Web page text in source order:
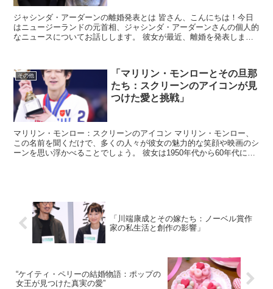
ジャシンダ・アーダーンの離婚発表とは 皆さん、こんにちは！今日
はニュージーランドの元首相、ジャシンダ・アーダーンさんの個人的
なニュースについてお話しします。 彼女が最近、離婚を発表しまし
その他
「マリリン・モンローとその旦那
たち：スクリーンのアイコンが見
つけた愛と挑戦」
マリリン・モンロー：スクリーンのアイコン マリリン・モンロー、
この名前を聞くだけで、多くの人々が彼女の魅力的な笑顔や映画のシ
ーンを思い浮かべることでしょう。 彼女は1950年代から60年代にか
「川端康成とその嫁たち：ノーベル賞作
家の私生活と創作の影響」
“ケイティ・ペリーの結婚物語：ポップの
女王が見つけた真実の愛”